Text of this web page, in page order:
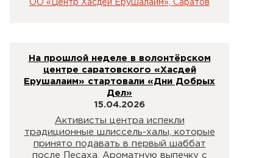
ОО «Центр Хасдей Ерушалаим», Саратов
На прошлой неделе в волонтёрском
центре саратовского «Хасдей
Ерушалаим» стартовали «Дни Добрых
Дел»
15.04.2026
Активисты центра испекли
традиционные шлиссель-халы, которые
принято подавать в первый шаббат
после Песаха. Ароматную выпечку с